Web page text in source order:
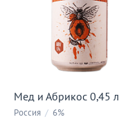
Мед и Абрикос 0,45 л
Россия / 6%